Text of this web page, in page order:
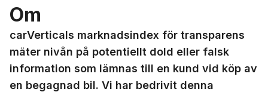
Om
carVerticals marknadsindex för transparens
mäter nivån på potentiellt dold eller falsk
information som lämnas till en kund vid köp av
en begagnad bil. Vi har bedrivit denna